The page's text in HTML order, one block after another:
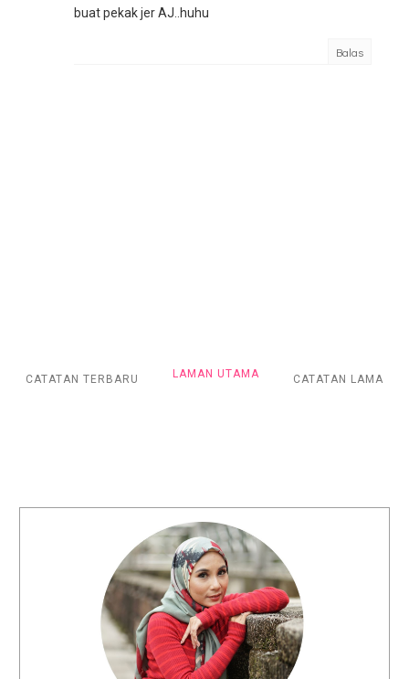
buat pekak jer AJ..huhu
Balas
CATATAN TERBARU CATATAN LAMA
LAMAN UTAMA